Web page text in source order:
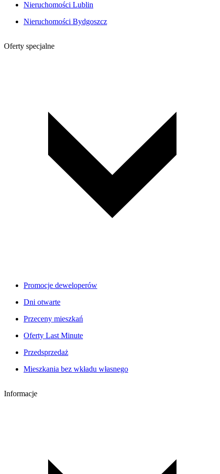
Nieruchomości Lublin
Nieruchomości Bydgoszcz
Oferty specjalne
Promocje deweloperów
Dni otwarte
Przeceny mieszkań
Oferty Last Minute
Przedsprzedaż
Mieszkania bez wkładu własnego
Informacje